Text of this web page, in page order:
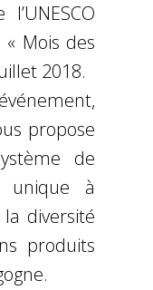
Mois des
2018.
propose
de
unique à
diversité
produits